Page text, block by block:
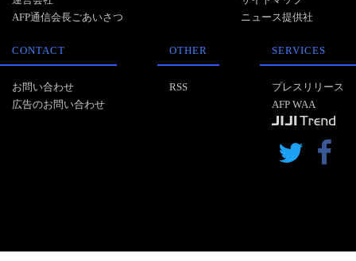
AFP通信会長ごあいさつ
ニュース提供社
CONTACT
お問い合わせ
広告のお問い合わせ
OTHER
RSS
SERVICES
プレスリリース
AFP WAA